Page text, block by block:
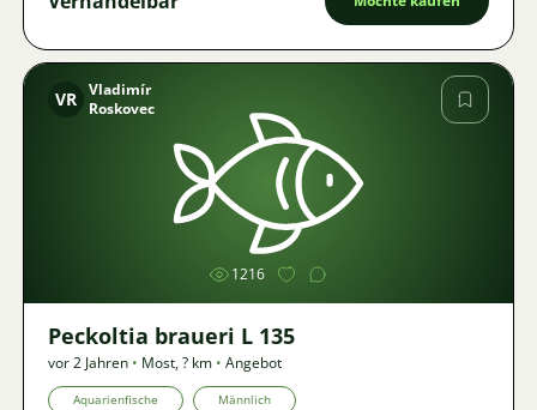
Bild
VR Vladimír
Roskovec
1216
Peckoltia braueri L 135
vor 2 Jahren • Most,? km • Angebot
Aquarienfische Männlich